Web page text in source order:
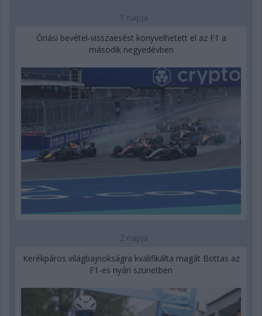
1 napja
Óriási bevétel-visszaesést könyvelhetett el az F1 a
második negyedévben
2 napja
Kerékpáros világbajnokságra kvalifikálta magát Bottas az
F1-es nyári szünetben